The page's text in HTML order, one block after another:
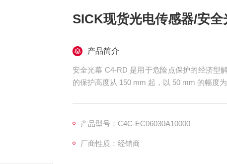
SICK现货光电传感器/安
产品简介
安全光幕 C4-RD 是用于危险点保护的经济型
的保护高度从 150 mm 起，以 50 mm 的幅度
产品型号：C4C-EC06030A10000
厂商性质：经销商